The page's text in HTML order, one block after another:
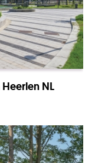
NL